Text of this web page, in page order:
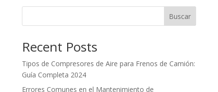
Buscar
Recent Posts
Tipos de Compresores de Aire para Frenos de Camión:
Guía Completa 2024
Errores Comunes en el Mantenimiento de